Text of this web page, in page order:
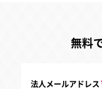
無料
法人メールアドレス